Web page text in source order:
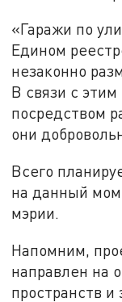
«Гаражи по
Едином
незаконно
В связи с
посредством
они
Всего
на данный
мэрии.
Напомним,
направлен на
пространств